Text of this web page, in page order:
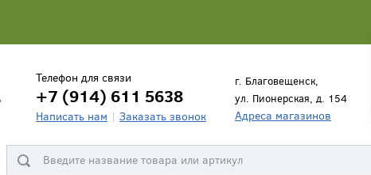
Телефон для связи
+7 (914) 611 5638
Написать нам Заказать звонок
г. Благовещенск,
ул. Пионерская, д. 154
Адреса магазинов